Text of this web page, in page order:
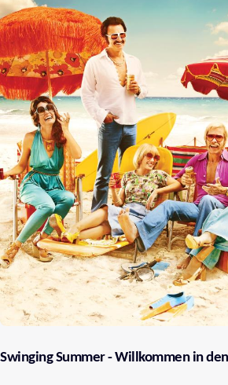
Swinging Summer - Willkommen in